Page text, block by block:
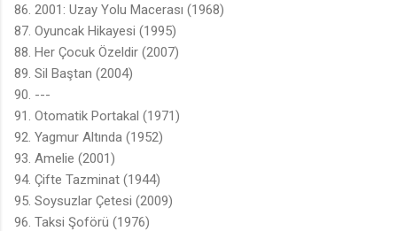
86. 2001: Uzay Yolu Macerası (1968)
87. Oyuncak Hikayesi (1995)
88. Her Çocuk Özeldir (2007)
89. Sil Baştan (2004)
90. ---
91. Otomatik Portakal (1971)
92. Yagmur Altında (1952)
93. Amelie (2001)
94. Çifte Tazminat (1944)
95. Soysuzlar Çetesi (2009)
96. Taksi Şoförü (1976)